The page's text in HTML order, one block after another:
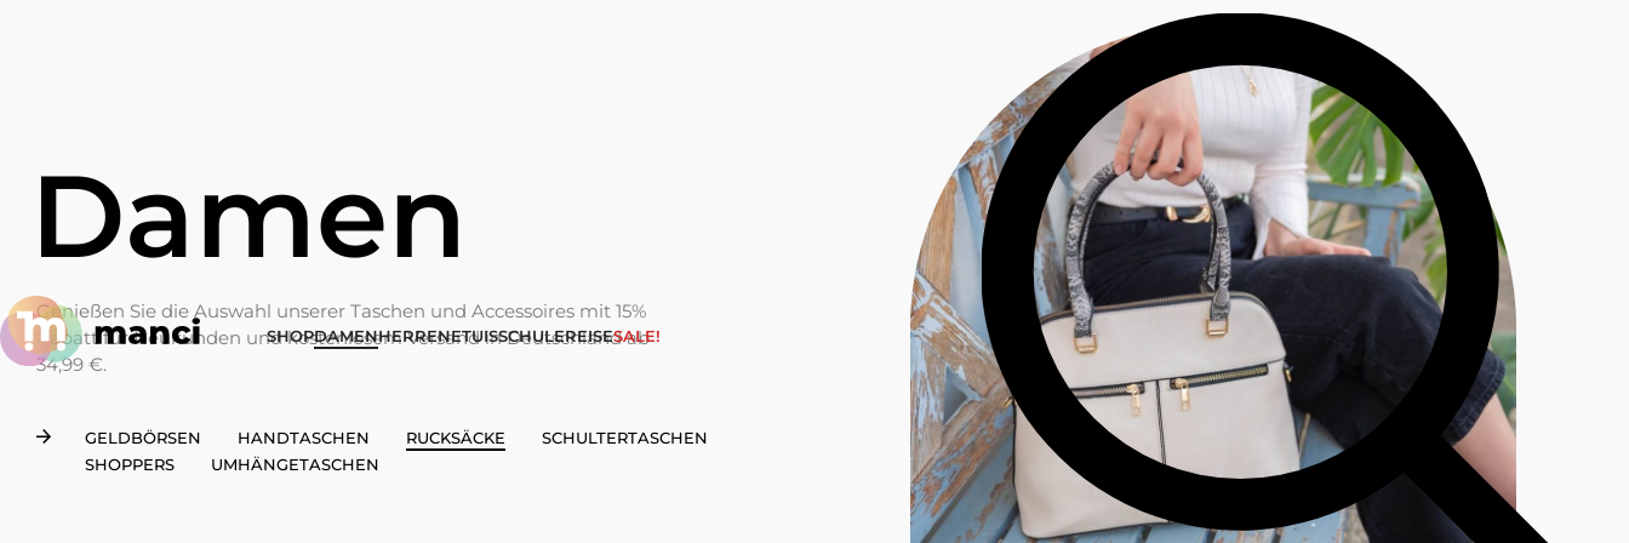
SHOPDAMENHERRENETUISSCHULEREISESALE!
Damen
Genießen Sie die Auswahl unserer Taschen und Accessoires mit 15%
Rabatt für Neukunden und kostenlosem Versand in Deutschland ab
34,99 €.
GELDBÖRSEN HANDTASCHEN RUCKSÄCKE
SCHULTERTASCHEN
SHOPPERS
UMHÄNGETASCHEN